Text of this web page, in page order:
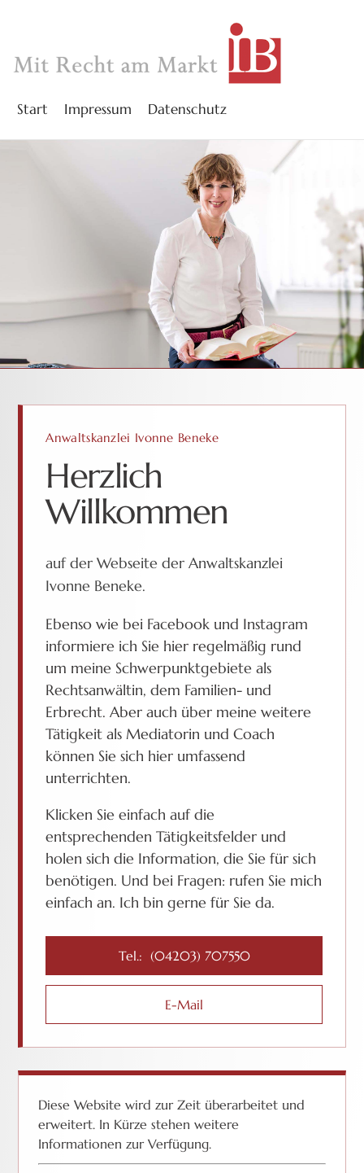
Start Impressum Datenschutz
Anwaltskanzlei Ivonne Beneke
Herzlich
Willkommen
auf der Webseite der Anwaltskanzlei
Ivonne Beneke.
Ebenso wie bei Facebook und Instagram
informiere ich Sie hier regelmäßig rund
um meine Schwerpunktgebiete als
Rechtsanwältin, dem Familien- und
Erbrecht. Aber auch über meine weitere
Tätigkeit als Mediatorin und Coach
können Sie sich hier umfassend
unterrichten.
Klicken Sie einfach auf die
entsprechenden Tätigkeitsfelder und
holen sich die Information, die Sie für sich
benötigen. Und bei Fragen: rufen Sie mich
einfach an. Ich bin gerne für Sie da.
Tel.: (04203) 707550
E-Mail
Diese Website wird zur Zeit überarbeitet und
erweitert. In Kürze stehen weitere
Informationen zur Verfügung.